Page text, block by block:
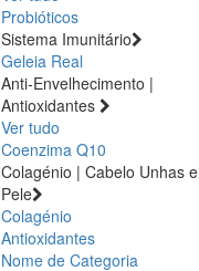
Probióticos
Sistema Imunitário
Geleia Real
Anti-Envelhecimento |
Antioxidantes
Ver tudo
Coenzima Q10
Colagénio | Cabelo Unhas e
Pele
Colagénio
Antioxidantes
Nome de Categoria